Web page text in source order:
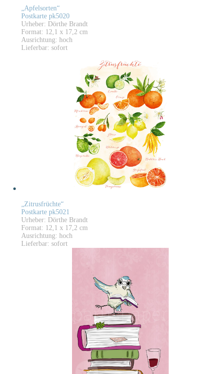
„Apfelsorten“
Postkarte pk5020
Urheber: Dörthe Brandt
Format: 12,1 x 17,2 cm
Ausrichtung: hoch
Lieferbar: sofort
„Zitrusfrüchte“
Postkarte pk5021
Urheber: Dörthe Brandt
Format: 12,1 x 17,2 cm
Ausrichtung: hoch
Lieferbar: sofort